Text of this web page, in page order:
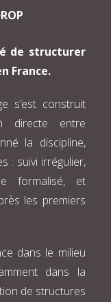
de structurer
France.
s’est construit
directe entre
la discipline,
: suivi irrégulier,
formalisé, et
les premiers
dans le milieu
dans la
de structures